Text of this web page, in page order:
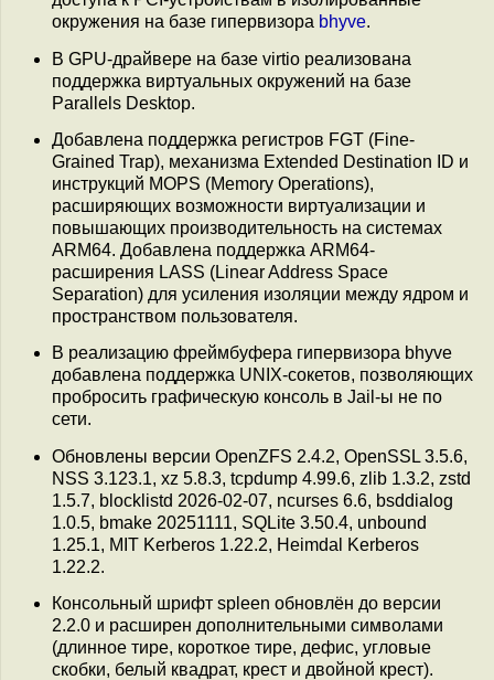
окружения на базе гипервизора bhyve.
В GPU-драйвере на базе virtio реализована
поддержка виртуальных окружений на базе
Parallels Desktop.
Добавлена поддержка регистров FGT (Fine-
Grained Trap), механизма Extended Destination ID и
инструкций MOPS (Memory Operations),
расширяющих возможности виртуализации и
повышающих производительность на системах
ARM64. Добавлена поддержка ARM64-
расширения LASS (Linear Address Space
Separation) для усиления изоляции между ядром и
пространством пользователя.
В реализацию фреймбуфера гипервизора bhyve
добавлена поддержка UNIX-сокетов, позволяющих
пробросить графическую консоль в Jail-ы не по
сети.
Обновлены версии OpenZFS 2.4.2, OpenSSL 3.5.6,
NSS 3.123.1, xz 5.8.3, tcpdump 4.99.6, zlib 1.3.2, zstd
1.5.7, blocklistd 2026-02-07, ncurses 6.6, bsddialog
1.0.5, bmake 20251111, SQLite 3.50.4, unbound
1.25.1, MIT Kerberos 1.22.2, Heimdal Kerberos
1.22.2.
Консольный шрифт spleen обновлён до версии
2.2.0 и расширен дополнительными символами
(длинное тире, короткое тире, дефис, угловые
скобки, белый квадрат, крест и двойной крест).